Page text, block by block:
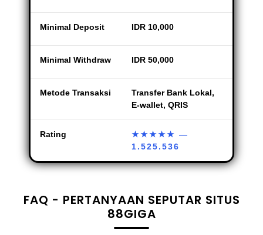
Minimal Deposit IDR 10,000
Minimal Withdraw IDR 50,000
Metode Transaksi
Transfer Bank Lokal,
E-wallet, QRIS
Rating ★★★★★ —
1.525.536
FAQ - PERTANYAAN SEPUTAR SITUS
88GIGA